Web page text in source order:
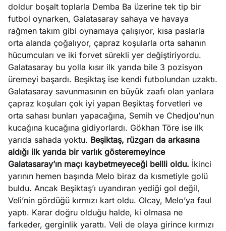
doldur boşalt toplarla Demba Ba üzerine tek tip bir
futbol oynarken, Galatasaray sahaya ve havaya
rağmen takım gibi oynamaya çalışıyor, kısa paslarla
orta alanda çoğalıyor, çapraz koşularla orta sahanın
hücumcuları ve iki forvet sürekli yer değiştiriyordu.
Galatasaray bu yolla kısır ilk yarıda bile 3 pozisyon
üremeyi başardı. Beşiktaş ise kendi futbolundan uzaktı.
Galatasaray savunmasının en büyük zaafı olan yanlara
çapraz koşuları çok iyi yapan Beşiktaş forvetleri ve
orta sahası bunları yapacağına, Semih ve Chedjou’nun
kucağına kucağına gidiyorlardı. Gökhan Töre ise ilk
yarıda sahada yoktu. Beşiktaş, rüzgarı da arkasına
aldığı ilk yarıda bir varlık gösteremeyince
Galatasaray’ın maçı kaybetmeyeceği bellli oldu. İkinci
yarının hemen başında Melo biraz da kısmetiyle golü
buldu. Ancak Beşiktaş’ı uyandıran yediği gol değil,
Veli’nin gördüğü kırmızı kart oldu. Olcay, Melo’ya faul
yaptı. Karar doğru olduğu halde, ki olmasa ne
farkeder, gerginlik yarattı. Veli de olaya girince kırmızı